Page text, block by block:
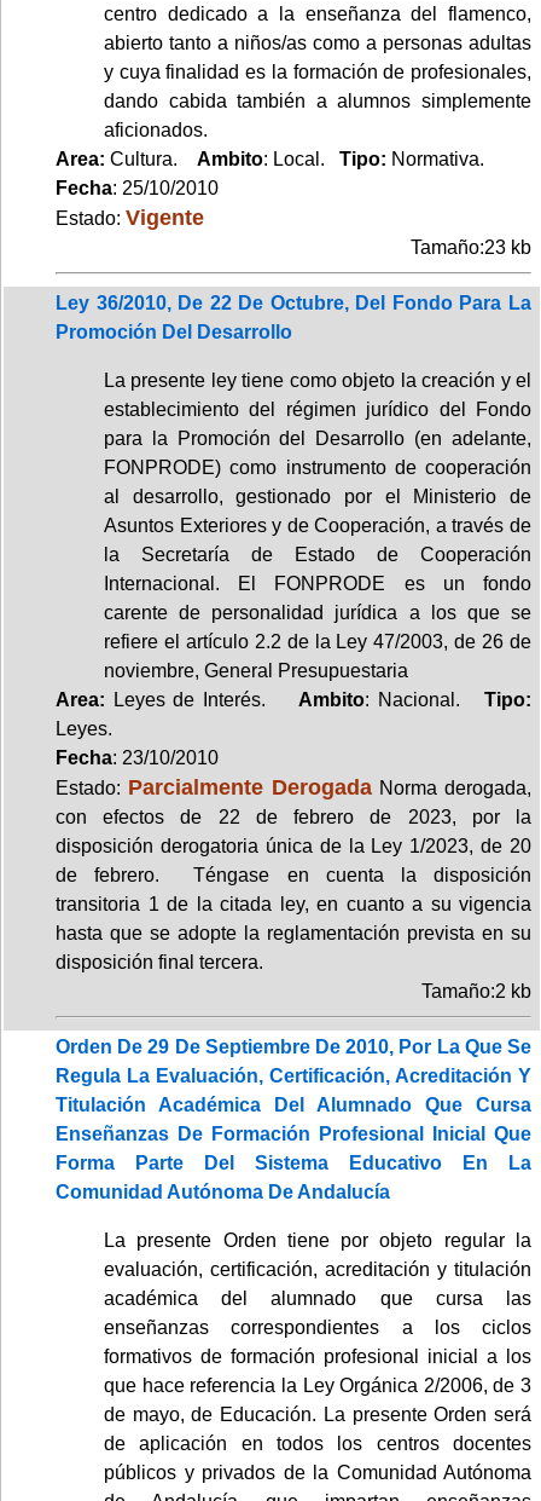
centro dedicado a la enseñanza del flamenco,
abierto tanto a niños/as como a personas adultas
y cuya finalidad es la formación de profesionales,
dando cabida también a alumnos simplemente
aficionados.
Area: Cultura. Ambito: Local. Tipo: Normativa.
Fecha: 25/10/2010
Estado: Vigente
Tamaño:23 kb
Ley 36/2010, De 22 De Octubre, Del Fondo Para La
Promoción Del Desarrollo
La presente ley tiene como objeto la creación y el
establecimiento del régimen jurídico del Fondo
para la Promoción del Desarrollo (en adelante,
FONPRODE) como instrumento de cooperación
al desarrollo, gestionado por el Ministerio de
Asuntos Exteriores y de Cooperación, a través de
la Secretaría de Estado de Cooperación
Internacional. El FONPRODE es un fondo
carente de personalidad jurídica a los que se
refiere el artículo 2.2 de la Ley 47/2003, de 26 de
noviembre, General Presupuestaria
Area: Leyes de Interés. Ambito: Nacional.Tipo:
Leyes.
Fecha: 23/10/2010
Estado: Parcialmente Derogada Norma derogada,
con efectos de 22 de febrero de 2023, por la
disposición derogatoria única de la Ley 1/2023, de 20
de febrero. Téngase en cuenta la disposición
transitoria 1 de la citada ley, en cuanto a su vigencia
hasta que se adopte la reglamentación prevista en su
disposición final tercera.
Tamaño:2 kb
Orden De 29 De Septiembre De 2010, Por La Que Se
Regula La Evaluación, Certificación, Acreditación Y
Titulación Académica Del Alumnado Que Cursa
Enseñanzas De Formación Profesional Inicial Que
Forma Parte Del Sistema Educativo En La
Comunidad Autónoma De Andalucía
La presente Orden tiene por objeto regular la
evaluación, certificación, acreditación y titulación
académica del alumnado que cursa las
enseñanzas correspondientes a los ciclos
formativos de formación profesional inicial a los
que hace referencia la Ley Orgánica 2/2006, de 3
de mayo, de Educación. La presente Orden será
de aplicación en todos los centros docentes
públicos y privados de la Comunidad Autónoma